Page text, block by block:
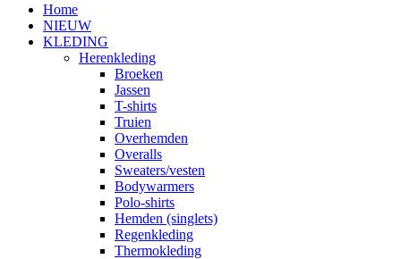
Home
NIEUW
KLEDING
Herenkleding
Broeken
Jassen
T-shirts
Truien
Overhemden
Overalls
Sweaters/vesten
Bodywarmers
Polo-shirts
Hemden (singlets)
Regenkleding
Thermokleding